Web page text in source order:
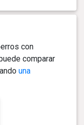
con
comparar
una